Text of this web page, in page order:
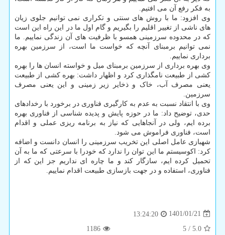
به فکر رفع آن می افتیم.
وی افزود: ما با روش های سنتی و تکراری نمی توانیم جلوی زیان
های ناشی از تغییر اقلیم را بگیریم و گام اول ما در این راه این است
که در محدوده سرزمینی همسو با ظرفیت های آن زندگی نماییم. ما
نمی توانیم برمبنای آنچه که خواست ما است، از سرزمین بهره
برداری نماییم.
وی بهره برداری از سرزمین برمبنای میل و خواسته انسان ها را بهره
کشی از طبیعت نامگذاری کرد و اظهار داشت: بهره کشی از طبیعت
یعنی مصرف آب، خاک و ذخایر زیر زمینی و این یعنی مصرف
سرزمین.
وی با انتقاد نسبت به عدم به کارگیری فناوری در برخورد با رخدادهای
حدی، توضیح داد: ما در حوزه پایش و پدیده شناسی از فناوری بهره
برده ایم، ولی در آنجاهایی که نیاز به برنامه ریزی عملی و اقدام
است، فناوری فراموش می شود.
شهبازی عامل اصلی این تخریب سرزمینی را انسان دانست و اضافه
کرد: اکوسیستم ما این توان را ندارد که خودرا با سرعتی که ما به آن
تحمیل کرده ایم، سازگار کند و ما چاره ای نداریم جز این که از
فناوری، استفاده و در جهت بازسازی طبیعت اقدام نماییم.
1401/01/21
13:24:20
5.0
/
5
1186